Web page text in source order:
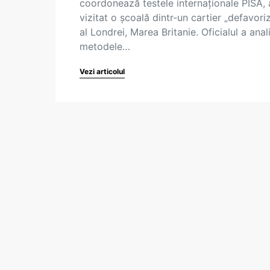
coordonează testele internaționale PISA,
vizitat o școală dintr-un cartier
al Londrei, Marea Britanie. Oficialul a
metodele…
Vezi articolul